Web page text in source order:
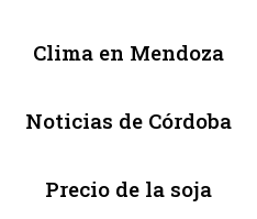
Clima en Mendoza
Noticias de Córdoba
Precio de la soja